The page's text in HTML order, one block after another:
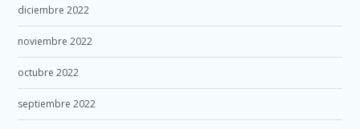
diciembre 2022
noviembre 2022
octubre 2022
septiembre 2022